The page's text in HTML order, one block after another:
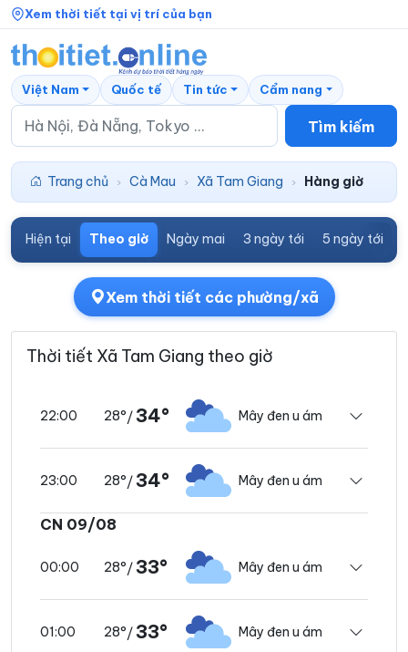
Xem thời tiết tại vị trí của bạn
Tìm kiếm
Việt Nam Quốc tế Tin tức Cẩm nang
Trang chủ › Cà Mau › Xã Tam Giang › Hàng giờ
Hiện tại Theo giờ Ngày mai 3 ngày tới 5 ngày tới
Xem thời tiết các phường/xã
Thời tiết Xã Tam Giang theo giờ
22:00 28°/ 34° Mây đen u ám
23:00 28°/ 34° Mây đen u ám
CN 09/08
00:00 28°/ 33° Mây đen u ám
01:00 28°/ 33° Mây đen u ám